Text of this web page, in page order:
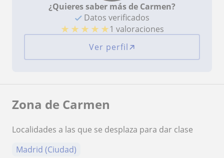
¿Quieres saber más de Carmen?
Datos verificados
★ ★ ★ ★ ★1 valoraciones
Ver perfil
Zona de Carmen
Localidades a las que se desplaza para dar clase
Madrid (Ciudad)